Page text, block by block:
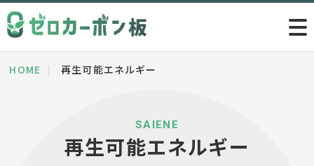
HOME 再生可能エネルギー
SAIENE
再生可能エネルギー